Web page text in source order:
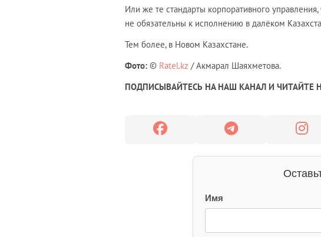
Или же те стандарты корпоративного
не обязательны к исполнению в далёком
Тем более, в Новом Казахстане.
Фото: © Ratel.kz / Акмарал Шаяхметова.
ПОДПИСЫВАЙТЕСЬ НА НАШ КАНАЛ И ЧИТАЙТЕ
Имя